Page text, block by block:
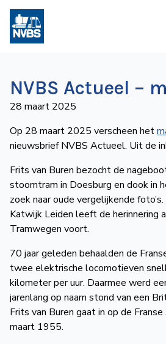
Op de Rails
Afdelingen
Excursies
Actueel
Ons
aanbod
Over
de
NVBS
Wegwijzer
NVBS Actueel –
28 maart 2025
Op 28 maart 2025 verscheen het
nieuwsbrief NVBS Actueel. Uit de
Frits van Buren bezocht de
stoomtram in Doesburg en dook in
zoek naar oude vergelijkende
Katwijk Leiden leeft de herinnering
Tramwegen voort.
70 jaar geleden behaalden de
twee elektrische loco­mo­tie­ven
kilometer per uur. Daarmee werd
jarenlang op naam stond van een
Frits van Buren gaat in op de
maart 1955.